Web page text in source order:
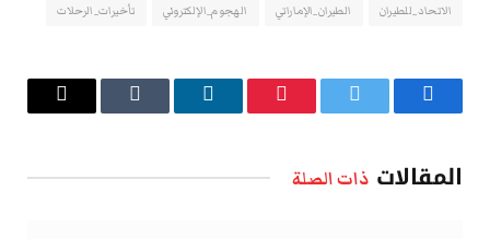
الاتحاد_للطيران الطيران_الإماراتي الهجوم_الإلكتروني تأخيرات_الرحلات
فيسبوك تويتر بينتيريستلينكدإن Tumblr
البريد
المقالات ذات الصلة